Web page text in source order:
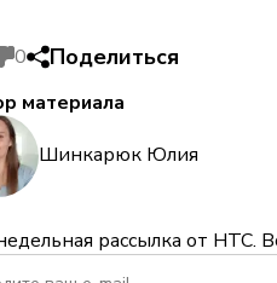
0 Поделиться
материала
Шинкарюк Юлия
рассылка от НТС.